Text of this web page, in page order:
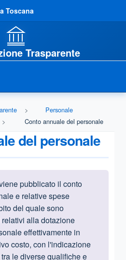
Toscana
Trasparente
Personale
Conto annuale del personale
del personale
pubblicato il conto
e relative spese
del quale sono
alla dotazione
effettivamente in
costo, con l'indicazione
le diverse qualifiche e